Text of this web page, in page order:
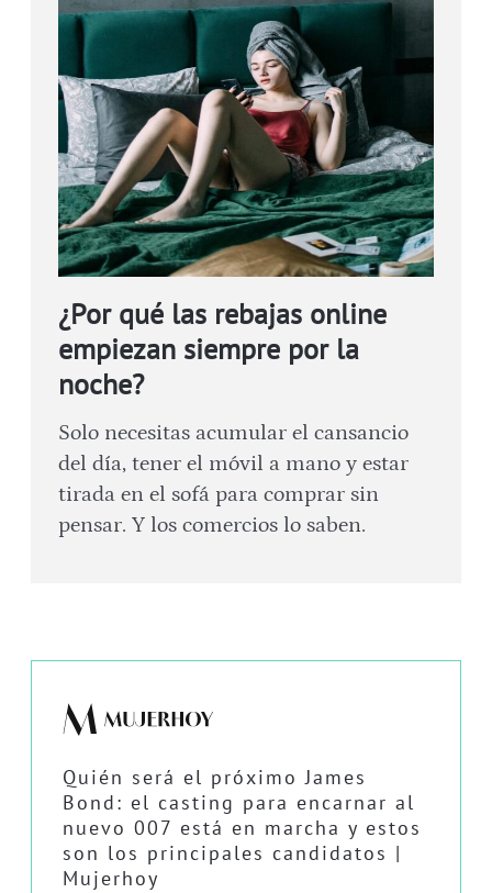
¿Por qué las rebajas online
empiezan siempre por la
noche?
Solo necesitas acumular el cansancio
del día, tener el móvil a mano y estar
tirada en el sofá para comprar sin
pensar. Y los comercios lo saben.
Quién será el próximo James
Bond: el casting para encarnar al
nuevo 007 está en marcha y estos
son los principales candidatos |
Mujerhoy